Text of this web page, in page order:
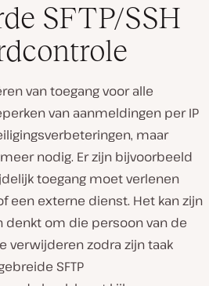
SFTP/SSH
van toegang voor alle
van aanmeldingen per IP
maar
nodig. Er zijn bijvoorbeeld
toegang moet verlenen
een externe dienst. Het kan zijn
denkt om die persoon van de
verwijderen zodra zijn taak
SFTP